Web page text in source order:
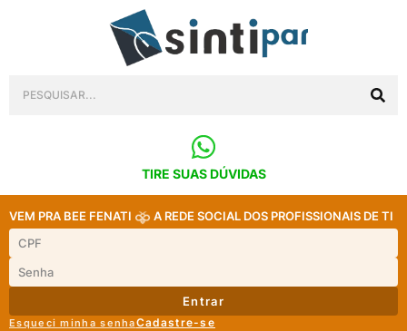
TIRE SUAS DÚVIDAS
VEM PRA BEE FENATI A REDE SOCIAL DOS PROFISSIONAIS DE TI
Entrar
Esqueci minha senhaCadastre-se